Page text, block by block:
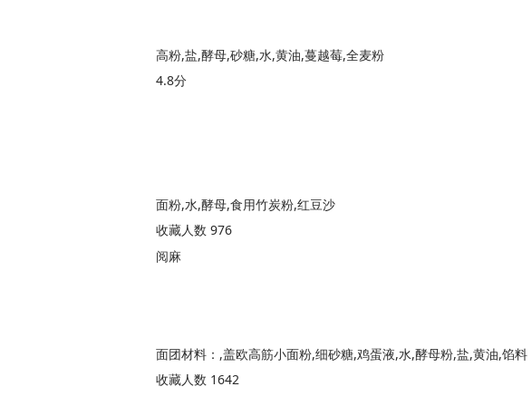
高粉,盐,酵母,砂糖,水,黄油,蔓越莓,全麦粉
4.8分
面粉,水,酵母,食用竹炭粉,红豆沙
收藏人数 976
阅麻
收藏人数 1642